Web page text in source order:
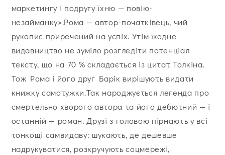
маркетингу і подругу їхню — повію-
незайманку».Рома — автор-початківець, чий
рукопис приречений на успіх. Утім жодне
видавництво не зуміло розгледіти потенціал
тексту, що на 70 % складається із цитат Толкіна.
Тож Рома і його друг Барік вирішують видати
книжку самотужки.Так народжується легенда про
смертельно хворого автора та його дебютний — і
останній — роман. Друзі з головою пірнають у всі
тонкощі самвидаву: шукають, де дешевше
надрукуватися, розкручують соцмережі,